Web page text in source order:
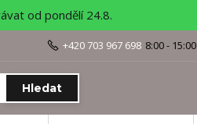
od pondělí 24.8.
Hledat
+420 703 967 698 8:00 - 15:00